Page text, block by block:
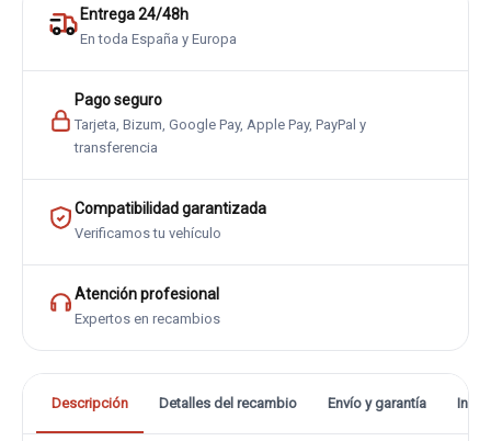
Entrega 24/48h
En toda España y Europa
Pago seguro
Tarjeta, Bizum, Google Pay, Apple Pay, PayPal y
transferencia
Compatibilidad garantizada
Verificamos tu vehículo
Atención profesional
Expertos en recambios
Descripción Detalles del recambio Envío y garantía